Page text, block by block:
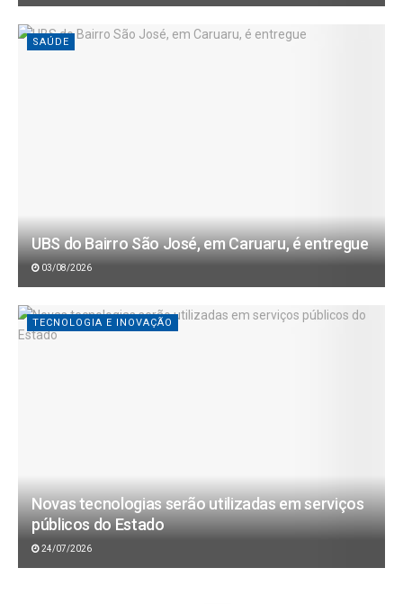
SAÚDE
UBS do Bairro São José, em Caruaru, é entregue
03/08/2026
TECNOLOGIA E INOVAÇÃO
Novas tecnologias serão utilizadas em serviços
públicos do Estado
24/07/2026